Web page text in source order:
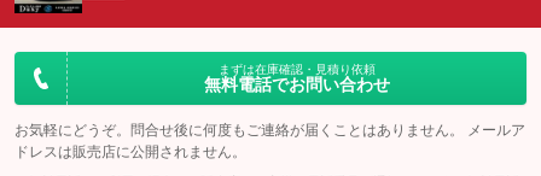
まずは在庫確認・見積り依頼
無料電話でお問い合わせ
お気軽にどうぞ。問合せ後に何度もご連絡が届くことはありません。 メールア
ドレスは販売店に公開されません。